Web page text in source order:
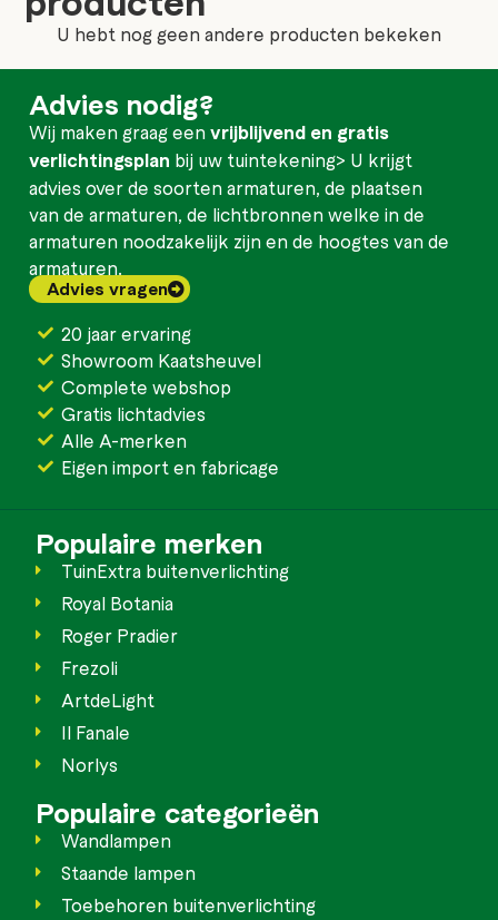
U hebt nog geen andere producten bekeken
Advies nodig?
Wij maken graag eenvrijblijvend en gratis
verlichtingsplan bij uw tuintekening> U krijgt
advies over de soorten armaturen, de plaatsen
van de armaturen, de lichtbronnen welke in de
armaturen noodzakelijk zijn en de hoogtes van de
armaturen.
Advies vragen
20 jaar ervaring
Showroom Kaatsheuvel
Complete webshop
Gratis lichtadvies
Alle A-merken
Eigen import en fabricage
Populaire merken
TuinExtra buitenverlichting
Royal Botania
Roger Pradier
Frezoli
ArtdeLight
Il Fanale
Norlys
Populaire categorieën
Wandlampen
Staande lampen
Toebehoren buitenverlichting